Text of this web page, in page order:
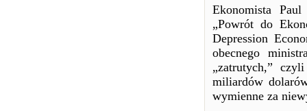
Ekonomista
„Powrót do
Depression
obecnego
„zatrutych,”
miliardów
wymienne za